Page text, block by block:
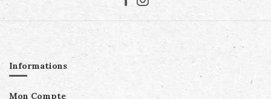
Informations
Mon Compte